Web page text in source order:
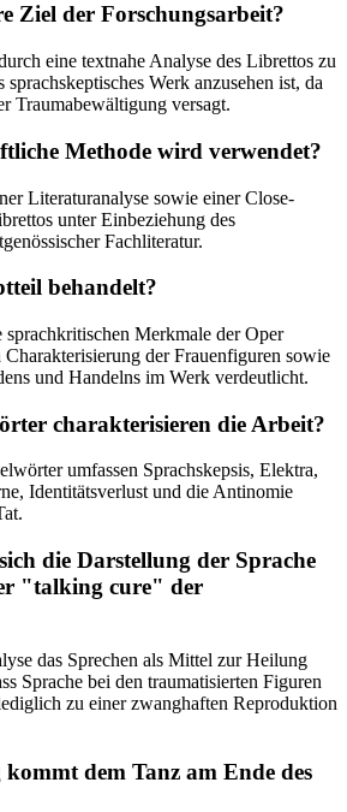
Ziel der Forschungsarbeit?
eine textnahe Analyse des Librettos zu
sprachskeptisches Werk anzusehen ist, da
Traumabewältigung versagt.
Methode wird verwendet?
Literaturanalyse sowie einer Close-
unter Einbeziehung des
Fachliteratur.
behandelt?
Merkmale der Oper
Charakterisierung der Frauenfiguren sowie
und Handelns im Werk verdeutlicht.
charakterisieren die Arbeit?
umfassen Sprachskepsis, Elektra,
Identitätsverlust und die Antinomie
die Darstellung der Sprache
"talking cure" der
das Sprechen als Mittel zur Heilung
Sprache bei den traumatisierten Figuren
zu einer zwanghaften Reproduktion
kommt dem Tanz am Ende des